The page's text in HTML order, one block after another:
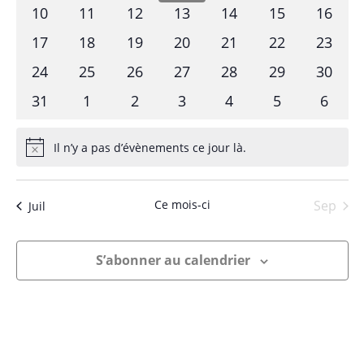
évènementsévènementsévènementsévènementsévènementsévènements
0
évènements
10
0
évènements
11
0
évènements
12
0
évènements
13
0
évènements
14
0
évènements
15
0
16
0
évènements
17
0
évènements
18
0
évènements
19
0
évènements
20
0
évènements
21
0
évènements
22
0
23
0
évènements
24
0
évènements
25
0
évènements
26
0
évènements
27
0
évènements
28
0
évènements
29
0
30
0
31
0
1
0
2
0
3
0
4
0
5
0
6
NoticeIl n’y a pas d’évènements ce jour là.
Juil Ce mois-ci Sep
S’abonner au calendrier